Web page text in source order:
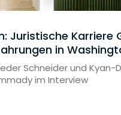
Juristische Karriere
in
Schneider und Kyan-
im Interview